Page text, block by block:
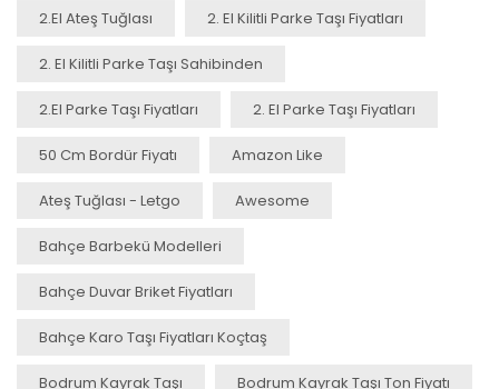
2.el Ateş Tuğlası 2. El Kilitli Parke Taşı Fiyatları
2. El Kilitli Parke Taşı Sahibinden
2.el Parke Taşı Fiyatları 2. El Parke Taşı Fiyatları
50 Cm Bordür Fiyatı Amazon Like
Ateş Tuğlası - Letgo Awesome
Bahçe Barbekü Modelleri
Bahçe Duvar Briket Fiyatları
Bahçe Karo Taşı Fiyatları Koçtaş
Bodrum Kayrak Taşı Bodrum Kayrak Taşı Ton Fiyatı